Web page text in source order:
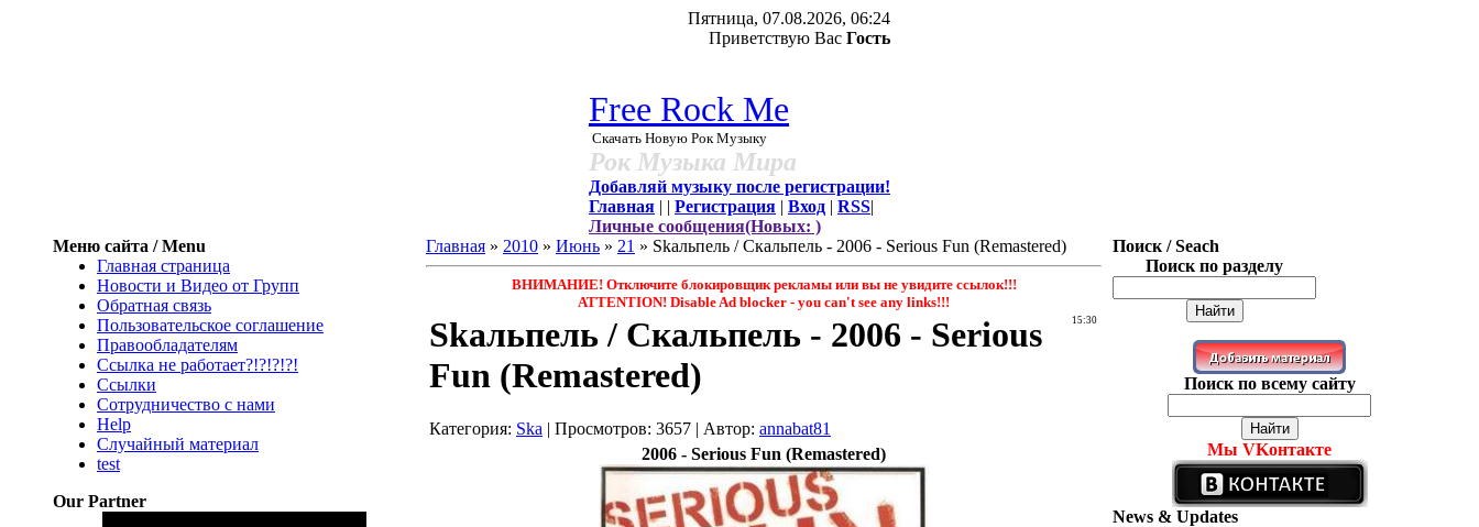
Пятница, 07.08.2026, 06:24
Приветствую Вас Гость
Free Rock Me
Скачать Новую Рок Музыку
Рок Музыка Мира
Добавляй музыку после регистрации!
Главная | | Регистрация | Вход | RSS|
Личные сообщения(Новых: )
Меню сайта / Menu
Главная страница
Новости и Видео от Групп
Обратная связь
Пользовательское соглашение
Правообладателям
Ссылка не работает?!?!?!?!
Ссылки
Сотрудничество с нами
Help
Cлучайный материал
test
Our Partner
Главная » 2010 » Июнь » 21 » Skaльпель / Скальпель - 2006 - Serious Fun (Remastered)
ВНИМАНИЕ! Отключите блокировщик рекламы или вы не увидите ссылок!!!
ATTENTION! Disable Ad blocker - you саn't see any links!!!
15:30
Skaльпель / Скальпель - 2006 - Serious
Fun (Remastered)
Категория: Ska | Просмотров: 3657 | Автор: annabat81
2006 - Serious Fun (Remastered)
Поиск / Seach
Поиск по разделу
Поиск по всему сайту
Мы VKонтакте
News & Updates